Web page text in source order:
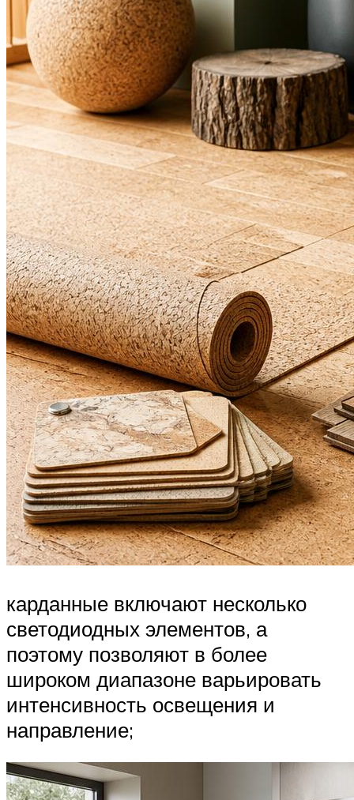
карданные включают несколько
светодиодных элементов, а
поэтому позволяют в более
широком диапазоне варьировать
интенсивность освещения и
направление;